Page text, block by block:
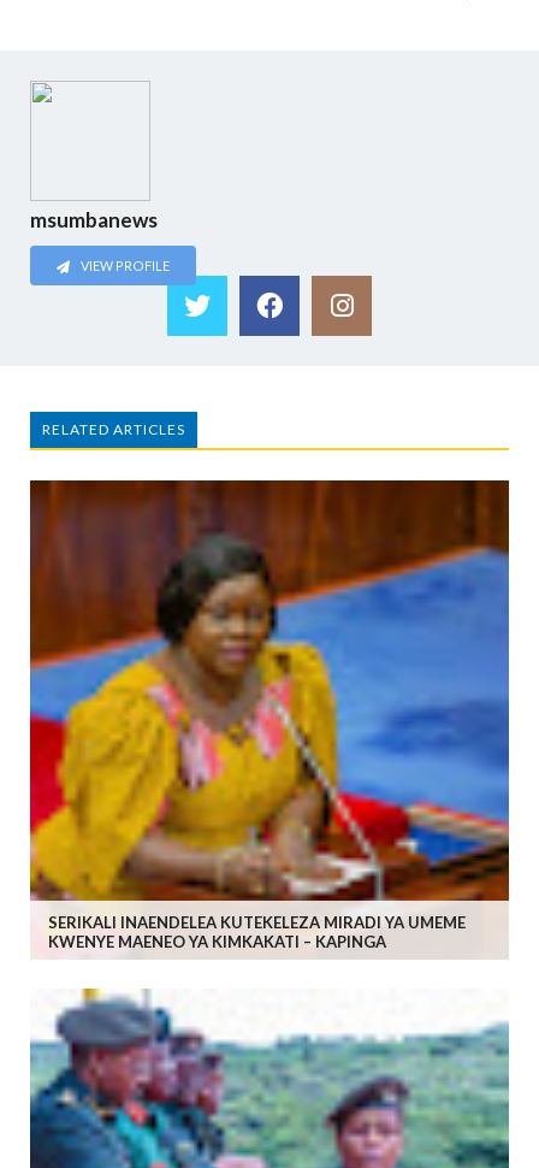
msumbanews
VIEW PROFILE
RELATED ARTICLES
SERIKALI INAENDELEA KUTEKELEZA MIRADI YA UMEME
KWENYE MAENEO YA KIMKAKATI – KAPINGA